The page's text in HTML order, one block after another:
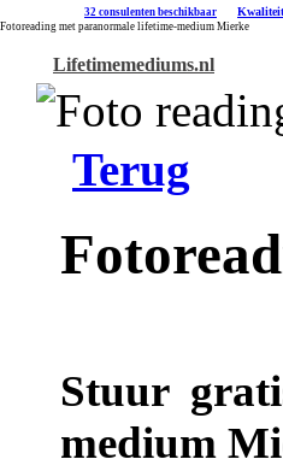
32 consulenten beschikbaar Kwaliteit
Fotoreading met paranormale lifetime-medium Mierke
Lifetimemediums.nl
Terug
Stuur
medium